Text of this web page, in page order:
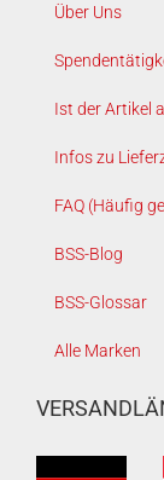
Über Uns
Ist der Artikel
Infos zu
FAQ (Häufig
BSS-Blog
BSS-Glossar
Alle Marken